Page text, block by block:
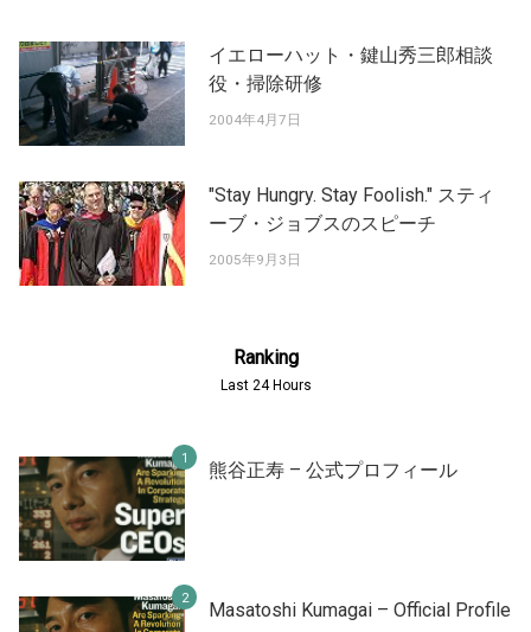
イエローハット・鍵山秀三郎相談
役・掃除研修
2004年4月7日
"Stay Hungry. Stay Foolish." スティ
ーブ・ジョブスのスピーチ
2005年9月3日
Ranking
Last 24 Hours
熊谷正寿 – 公式プロフィール
Masatoshi Kumagai – Official Profile